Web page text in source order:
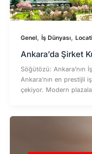
Genel, İş Dünyası,
Ankara’da Şirket
Söğütözü: Ankara’nın
Ankara’nın en prestijli
çekiyor. Modern